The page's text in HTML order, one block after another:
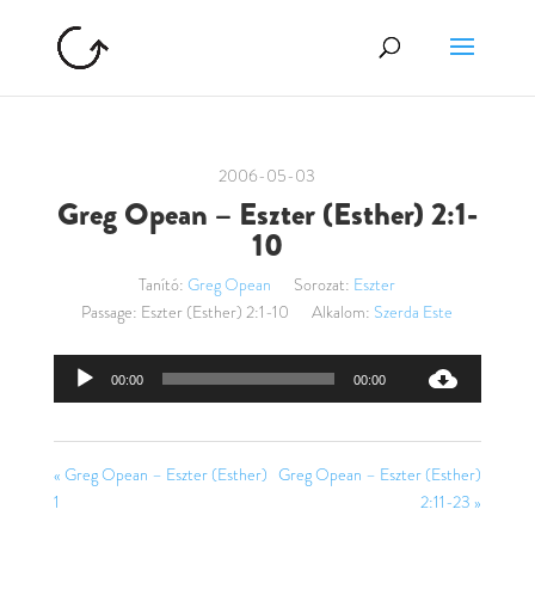
2006-05-03
Greg Opean – Eszter (Esther) 2:1-
10
Tanító: Greg Opean Sorozat: Eszter
Passage: Eszter (Esther) 2:1-10 Alkalom: Szerda Este
Audió
00:00 00:00
« Greg Opean – Eszter (Esther)
1
Greg Opean – Eszter (Esther)
2:11-23 »